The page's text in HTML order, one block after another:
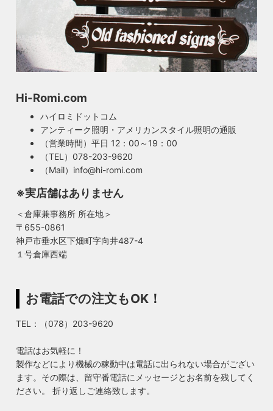
Hi-Romi.com
ハイロミドットコム
アンティーク照明・アメリカンスタイル照明の通販
（営業時間）平日 12：00～19：00
（TEL）078-203-9620
（Mail）info@hi-romi.com
※実店舗はありません
＜倉庫兼事務所 所在地＞
〒655-0861
神戸市垂水区下畑町字向井487-4
１号倉庫西端
お電話での注文もOK！
TEL：（078）203-9620
電話はお気軽に！
製作などにより機械の稼動中は電話に出られない場合がござい
ます。その際は、留守番電話にメッセージとお名前を残してく
ださい。 折り返しご連絡致します。